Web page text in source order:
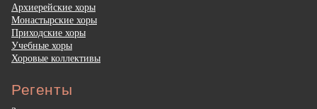
Архиерейские хоры
Монастырские хоры
Приходские хоры
Учебные хоры
Хоровые коллективы
Регенты